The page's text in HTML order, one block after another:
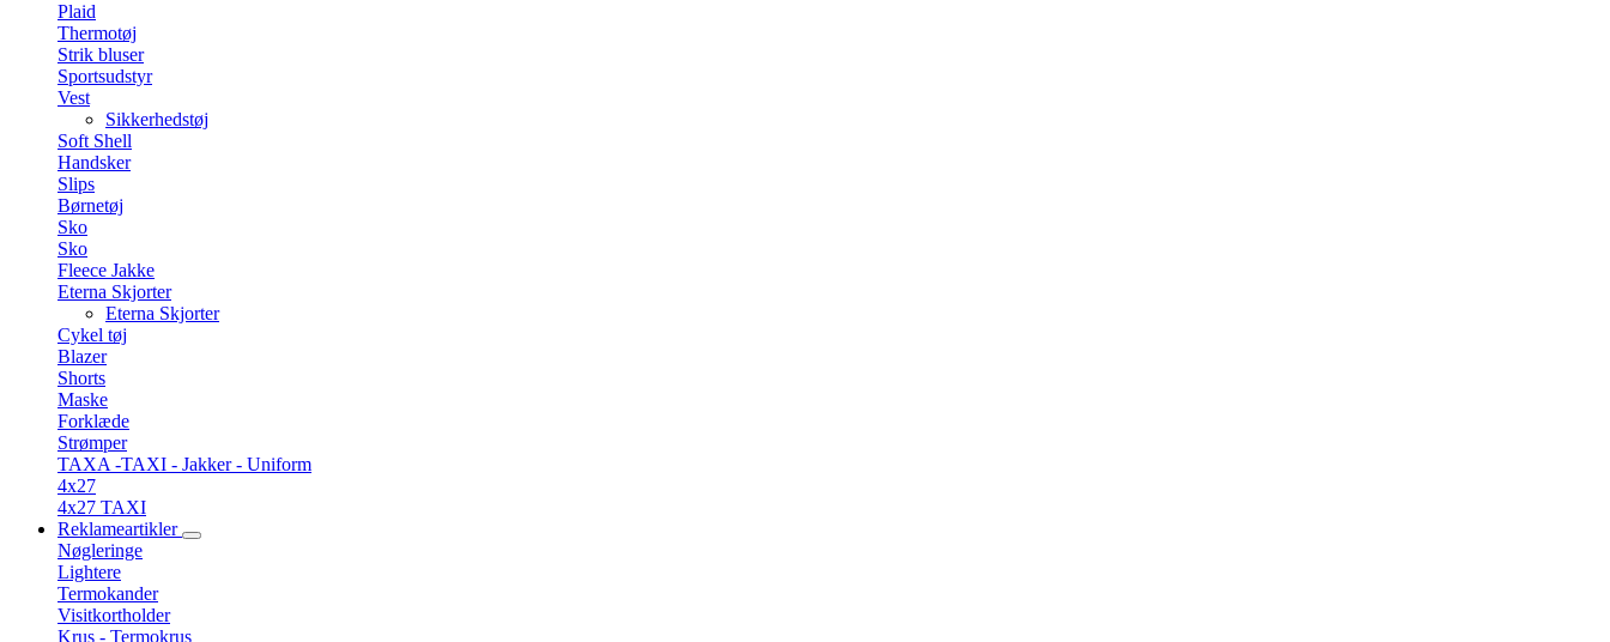
Plaid
Thermotøj
Strik bluser
Sportsudstyr
Vest
Sikkerhedstøj
Soft Shell
Handsker
Slips
Børnetøj
Sko
Sko
Fleece Jakke
Eterna Skjorter
Eterna Skjorter
Cykel tøj
Blazer
Shorts
Maske
Forklæde
Strømper
TAXA -TAXI - Jakker - Uniform
4x27
4x27 TAXI
Reklameartikler
Nøgleringe
Lightere
Termokander
Visitkortholder
Krus - Termokrus